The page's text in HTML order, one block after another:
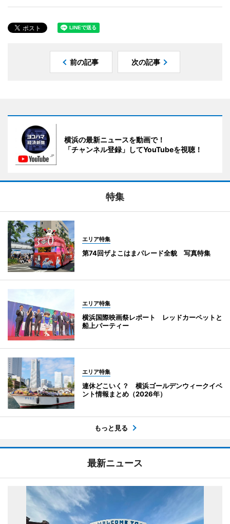
前の記事 次の記事
横浜の最新ニュースを動画で！
「チャンネル登録」してYouTubeを視聴！
特集
エリア特集
第74回ザよこはまパレード全貌 写真特集
エリア特集
横浜国際映画祭レポート レッドカーペットと
船上パーティー
エリア特集
連休どこいく？ 横浜ゴールデンウィークイベ
ント情報まとめ（2026年）
もっと見る
最新ニュース